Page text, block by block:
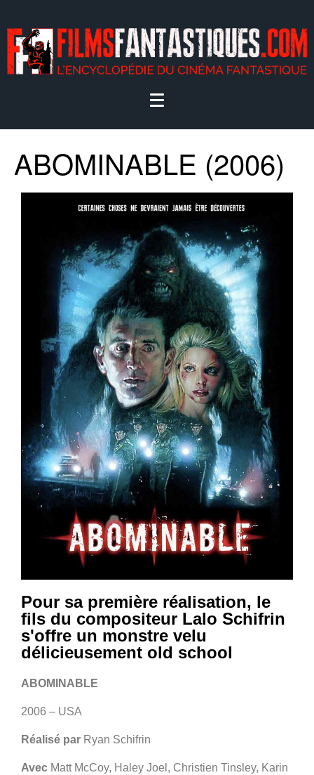
ABOMINABLE (2006)
Pour sa première réalisation, le
fils du compositeur Lalo Schifrin
s'offre un monstre velu
délicieusement old school
ABOMINABLE
2006 – USA
Réalisé par Ryan Schifrin
Avec Matt McCoy, Haley Joel, Christien Tinsley, Karin